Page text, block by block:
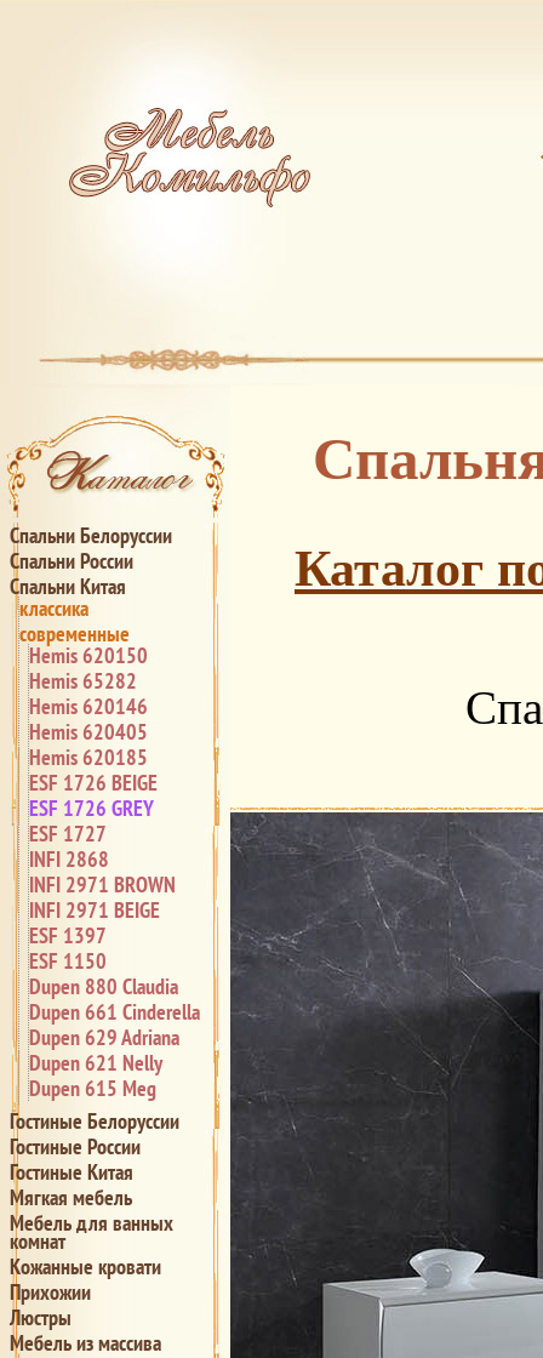
Спальни Белоруссии
Спальни России
Спальни Китая
классика
современные
Hemis 620150
Hemis 65282
Hemis 620146
Hemis 620405
Hemis 620185
ESF 1726 BEIGE
ESF 1726 GREY
ESF 1727
INFI 2868
INFI 2971 BROWN
INFI 2971 BEIGE
ESF 1397
ESF 1150
Dupen 880 Claudia
Dupen 661 Cinderella
Dupen 629 Adriana
Dupen 621 Nelly
Dupen 615 Meg
Гостиные Белоруссии
Гостиные России
Гостиные Китая
Мягкая мебель
Мебель для ванных
комнат
Кожанные кровати
Прихожии
Люстры
Мебель из массива
Каталог